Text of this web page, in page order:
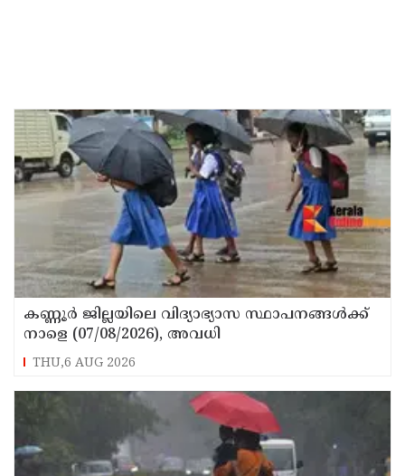
കണ്ണൂർ ജില്ലയിലെ വിദ്യാഭ്യാസ സ്ഥാപനങ്ങള്‍ക്ക്
നാളെ (07/08/2026), അവധി
THU,6 AUG 2026